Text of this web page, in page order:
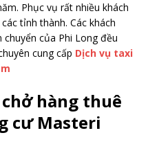
Phục vụ rất nhiều khách
tỉnh thành. Các khách
của Phi Long đều
cung cấp Dịch vụ taxi
hàng thuê
cư Masteri